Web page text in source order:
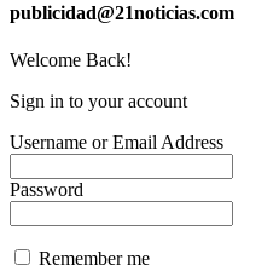
publicidad@21noticias.com
Welcome Back!
Sign in to your account
Username or Email Address
Password
Remember me